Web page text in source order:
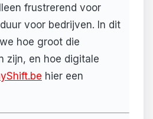
frustrerend voor
voor bedrijven. In dit
hoe groot die
zijn, en hoe digitale
hier een